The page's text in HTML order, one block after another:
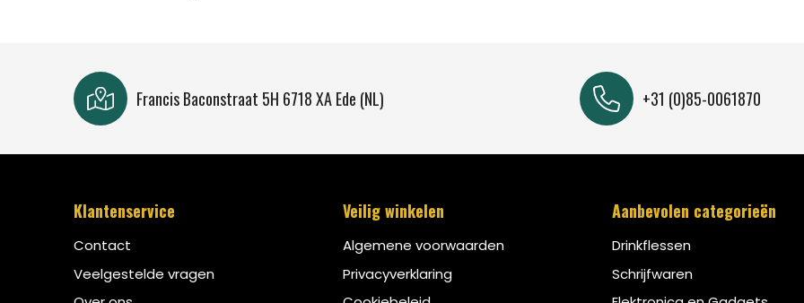
Francis Baconstraat 5H 6718 XA Ede (NL) +31 (0)85-0061870
Klantenservice
Contact
Veelgestelde vragen
Veilig winkelen
Algemene voorwaarden
Privacyverklaring
Aanbevolen categorieën
Drinkflessen
Schrijfwaren